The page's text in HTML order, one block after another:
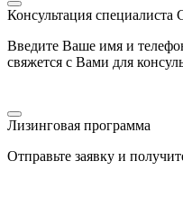
Консультация специалиста
Введите Ваше имя и
свяжется с Вами для
Лизинговая программа
Отправьте заявку и